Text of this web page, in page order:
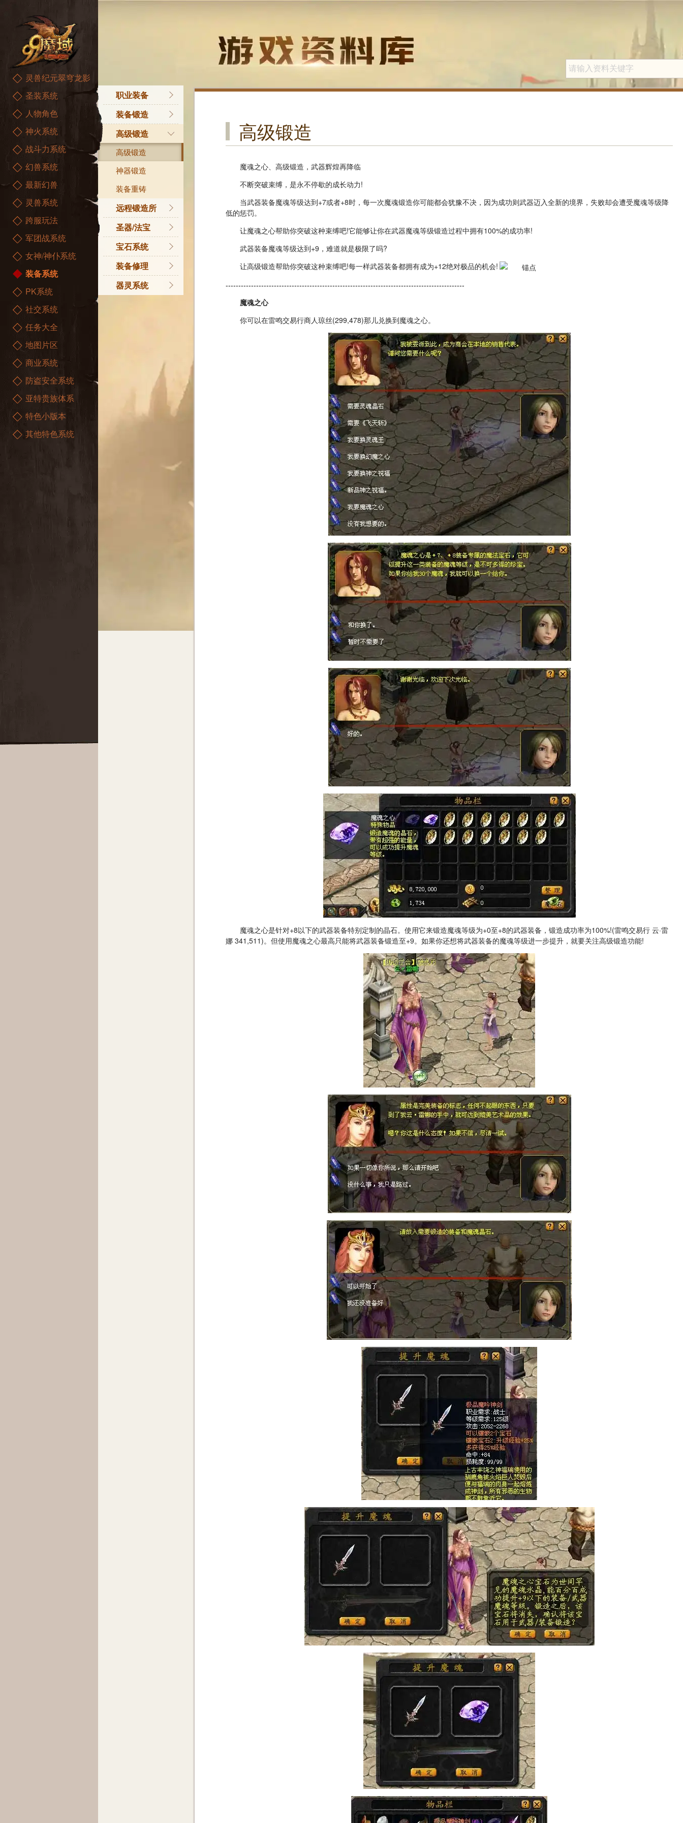
灵兽纪元翠穹龙影
圣装系统
人物角色
神火系统
战斗力系统
幻兽系统
最新幻兽
灵兽系统
跨服玩法
军团战系统
女神/神仆系统
装备系统
PK系统
社交系统
任务大全
地图片区
商业系统
防盗安全系统
亚特贵族体系
特色小版本
其他特色系统
职业装备
战士
魔法师
异能者
血族
亡灵巫师
暗黑龙骑
精灵游侠
御剑师
星辰神子
装备锻造
装备锻造
特殊属性
高级锻造
高级锻造
神器锻造
装备重铸
远程锻造所
远程锻造所
圣器/法宝
耀阳圣器
凛冬系列圣器
不朽系列圣器
宝石系统
宝石系统
装备修理
装备修理
器灵系统
高级锻造
魔魂之心、高级锻造，武器辉煌再降临
不断突破束缚，是永不停歇的成长动力!
当武器装备魔魂等级达到+7或者+8时，每一次魔魂锻造你可能都会犹豫不决，因为成功则武器迈入全新的境界，失败却会遭受魔魂等级降
低的惩罚。
让魔魂之心帮助你突破这种束缚吧!它能够让你在武器魔魂等级锻造过程中拥有100%的成功率!
武器装备魔魂等级达到+9，难道就是极限了吗?
让高级锻造帮助你突破这种束缚吧!每一样武器装备都拥有成为+12绝对极品的机会!
----------------------------------------------------------------------------------------------
魔魂之心
你可以在雷鸣交易行商人琼丝(299,478)那儿兑换到魔魂之心。
魔魂之心是针对+8以下的武器装备特别定制的晶石。使用它来锻造魔魂等级为+0至+8的武器装备，锻造成功率为100%!(雷鸣交易行 云·雷
娜 341,511)。但使用魔魂之心最高只能将武器装备锻造至+9。如果你还想将武器装备的魔魂等级进一步提升，就要关注高级锻造功能!